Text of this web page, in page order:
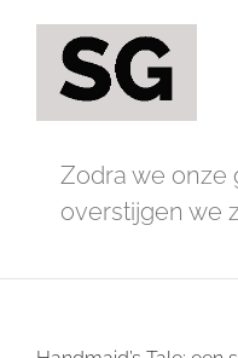
Zodra we onze
overstijgen we